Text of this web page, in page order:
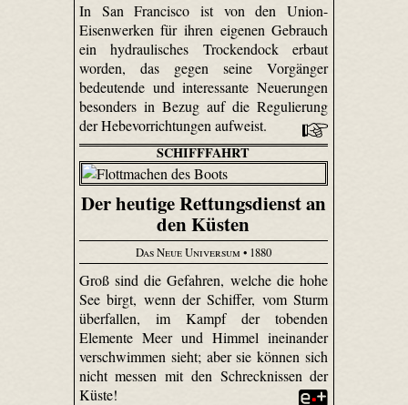
In San Francisco ist von den Union-
Eisenwerken für ihren eigenen Gebrauch
ein hydraulisches Trockendock erbaut
worden, das gegen seine Vorgänger
bedeutende und interessante Neuerungen
besonders in Bezug auf die Regulierung
der Hebevorrichtungen aufweist.
SCHIFFFAHRT
Der heutige Rettungsdienst an
den Küsten
Das Neue Universum • 1880
Groß sind die Gefahren, welche die hohe
See birgt, wenn der Schiffer, vom Sturm
überfallen, im Kampf der tobenden
Elemente Meer und Himmel ineinander
verschwimmen sieht; aber sie können sich
nicht messen mit den Schrecknissen der
Küste!